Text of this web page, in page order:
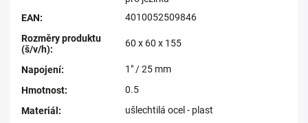
EAN:
4010052509846
Rozměry produktu
(š/v/h):
60 x 60 x 155
Napojení:
1" / 25 mm
Hmotnost:
0.5
Materiál :
ušlechtilá ocel - plast